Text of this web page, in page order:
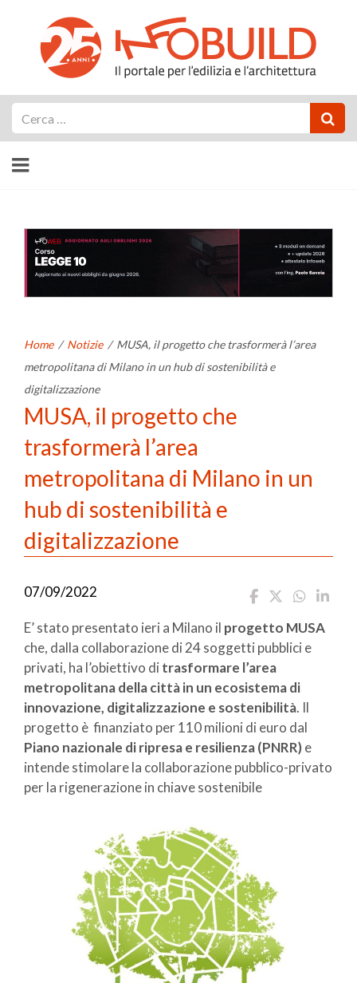
Home / Notizie / MUSA, il progetto che trasformerà l’area
metropolitana di Milano in un hub di sostenibilità e
digitalizzazione
MUSA, il progetto che
trasformerà l’area
metropolitana di Milano in un
hub di sostenibilità e
digitalizzazione
07/09/2022
E’ stato presentato ieri a Milano il progetto MUSA
che, dalla collaborazione di 24 soggetti pubblici e
privati, ha l’obiettivo di trasformare l’area
metropolitana della città in un ecosistema di
innovazione, digitalizzazione e sostenibilità. Il
progetto è finanziato per 110 milioni di euro dal
Piano nazionale di ripresa e resilienza (PNRR)e
intende stimolare la collaborazione pubblico-privato
per la rigenerazione in chiave sostenibile